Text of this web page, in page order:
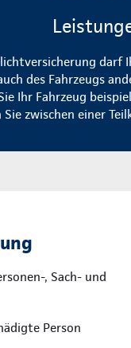
darf
des Fahrzeugs
Ihr Fahrzeug
Sie zwischen einer
, Sach- und
Person